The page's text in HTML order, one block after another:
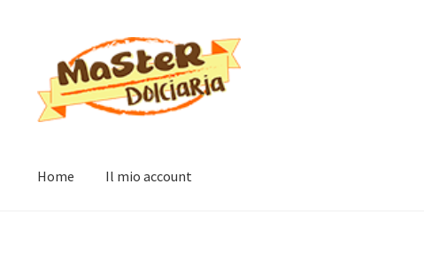
alla
navigazione
contenuto
Home Il mio account